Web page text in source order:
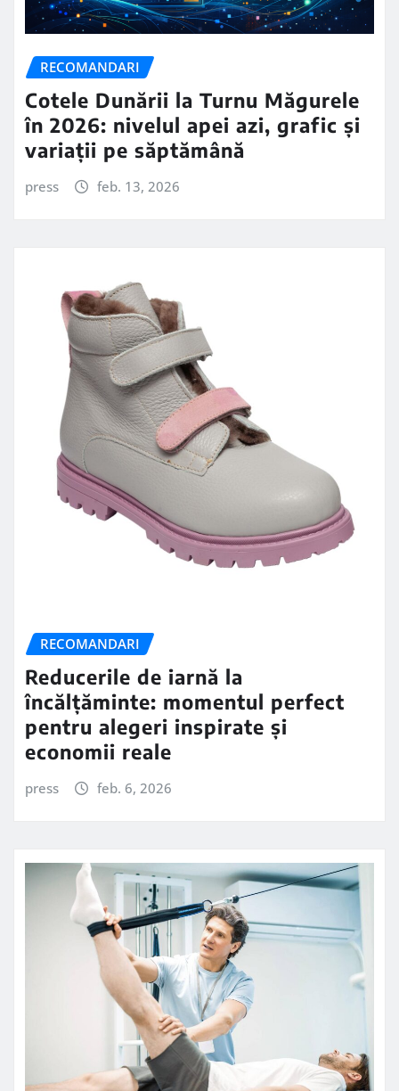
RECOMANDARI
Cotele Dunării la Turnu Măgurele
în 2026: nivelul apei azi, grafic și
variații pe săptămână
press feb. 13, 2026
RECOMANDARI
Reducerile de iarnă la
încălțăminte: momentul perfect
pentru alegeri inspirate și
economii reale
press feb. 6, 2026